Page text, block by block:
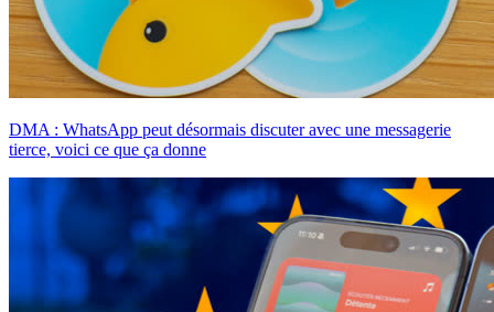
DMA : WhatsApp peut désormais discuter avec une messagerie
tierce, voici ce que ça donne